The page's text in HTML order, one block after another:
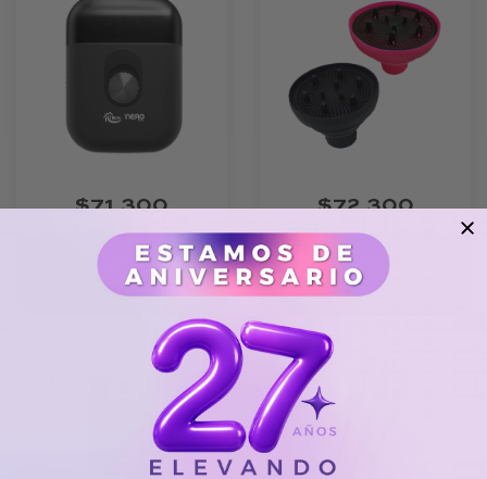
$71.300
Shaver Nt-Nero –
Turbox
Agregar Al
Carrito
$72.300
Difusor Universal
Pegable – Turbox
Agregar Al
Carrito